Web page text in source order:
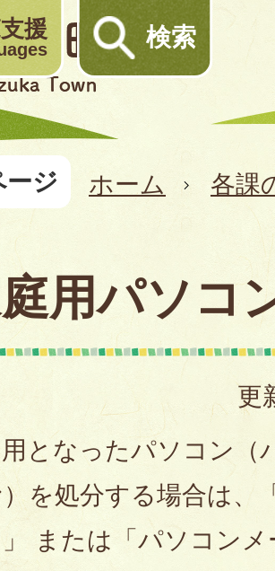
援 検索
ジ ホーム 各課
用パソコ
更
となったパソコン（
を処分する場合は、
または「パソコン